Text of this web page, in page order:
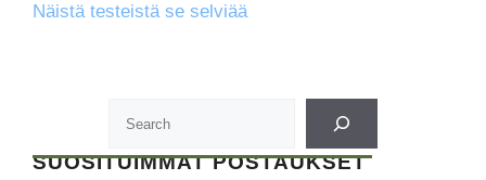
Näistä testeistä se selviää
SUOSITUIMMAT POSTAUKSET